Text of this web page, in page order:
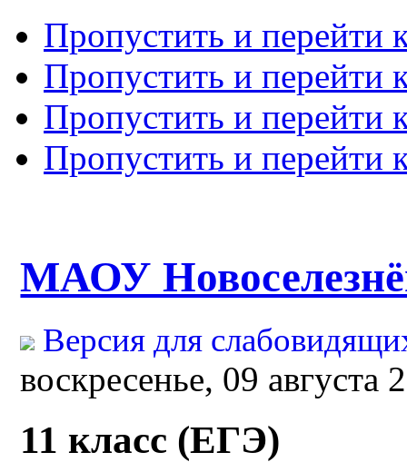
Пропустить и перейти
Пропустить и перейти
Пропустить и перейти
Пропустить и перейти
МАОУ
Версия для
воскресенье, 09 августа
11 класс (ЕГЭ)